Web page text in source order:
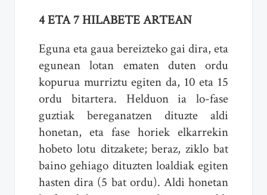
4 ETA 7 HILABETE ARTEAN
Eguna eta gaua bereizteko gai dira, eta
egunean lotan ematen duten ordu
kopurua murriztu egiten da, 10 eta 15
ordu bitartera. Helduon ia lo-fase
guztiak bereganatzen dituzte aldi
honetan, eta fase horiek elkarrekin
hobeto lotu ditzakete; beraz, ziklo bat
baino gehiago dituzten loaldiak egiten
hasten dira (5 bat ordu). Aldi honetan